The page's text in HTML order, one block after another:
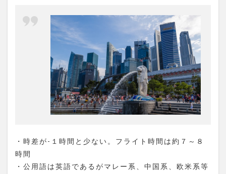
・時差が-１時間と少ない。フライト時間は約７～８
時間
・公用語は英語であるがマレー系、中国系、欧米系等